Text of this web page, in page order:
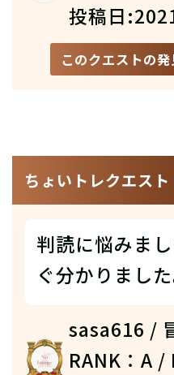
投稿日
このクエストの
ちょいトレクエス
判読に悩みま
ぐ分かりました
sasa616 /
RANK：A /